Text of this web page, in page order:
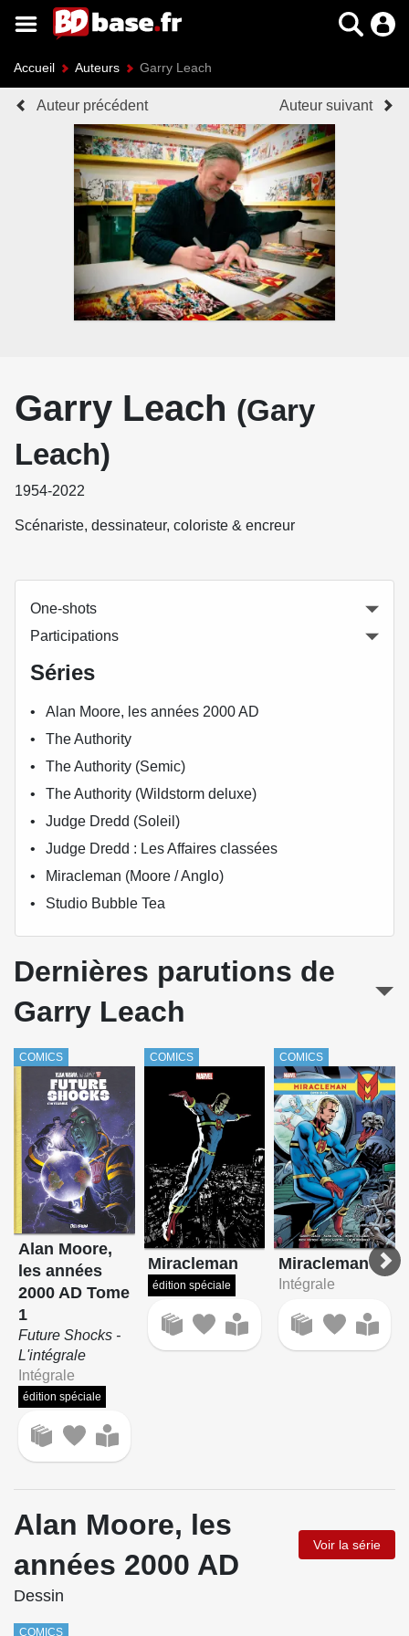
Accueil Auteurs Garry Leach
Auteur précédent Auteur suivant
Garry Leach (Gary
Leach)
1954-2022
Scénariste, dessinateur, coloriste & encreur
One-shots
Participations
Séries
Alan Moore, les années 2000 AD
The Authority
The Authority (Semic)
The Authority (Wildstorm deluxe)
Judge Dredd (Soleil)
Judge Dredd : Les Affaires classées
Miracleman (Moore / Anglo)
Studio Bubble Tea
Dernières parutions de
Garry Leach
COMICS
Alan Moore,
les années
2000 AD Tome
1
Future Shocks -
L'intégrale
Intégrale
édition spéciale
COMICS
Miracleman
édition spéciale
COMICS
Miracleman
Intégrale
Alan Moore, les
années 2000 AD
Voir la série
Dessin
COMICS